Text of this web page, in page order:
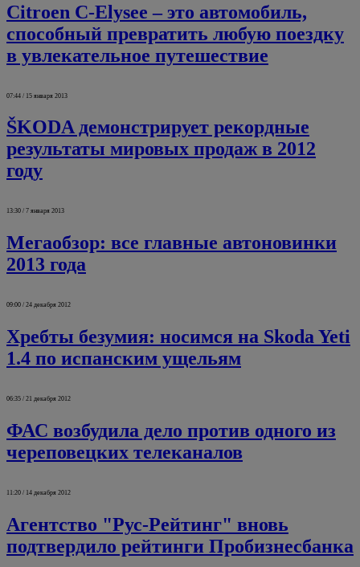
Citroen C-Elysee – это автомобиль,
способный превратить любую поездку
в увлекательное путешествие
07:44 / 15 января 2013
ŠKODA демонстрирует рекордные
результаты мировых продаж в 2012
году
13:30 / 7 января 2013
Мегаобзор: все главные автоновинки
2013 года
09:00 / 24 декабря 2012
Хребты безумия: носимся на Skoda Yeti
1.4 по испанским ущельям
06:35 / 21 декабря 2012
ФАС возбудила дело против одного из
череповецких телеканалов
11:20 / 14 декабря 2012
Агентство "Рус-Рейтинг" вновь
подтвердило рейтинги Пробизнесбанка